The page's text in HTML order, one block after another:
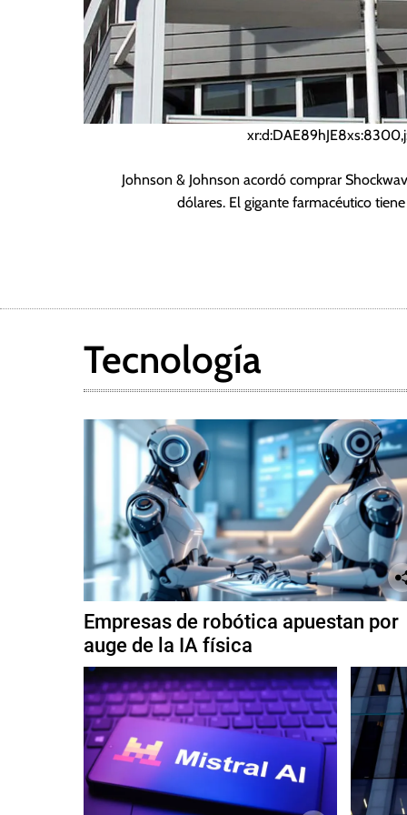
Johnson & Johnson acordó comprar
dólares. El gigante farmacéutico
Tecnología
Empresas de robótica apuestan por
auge de la IA física